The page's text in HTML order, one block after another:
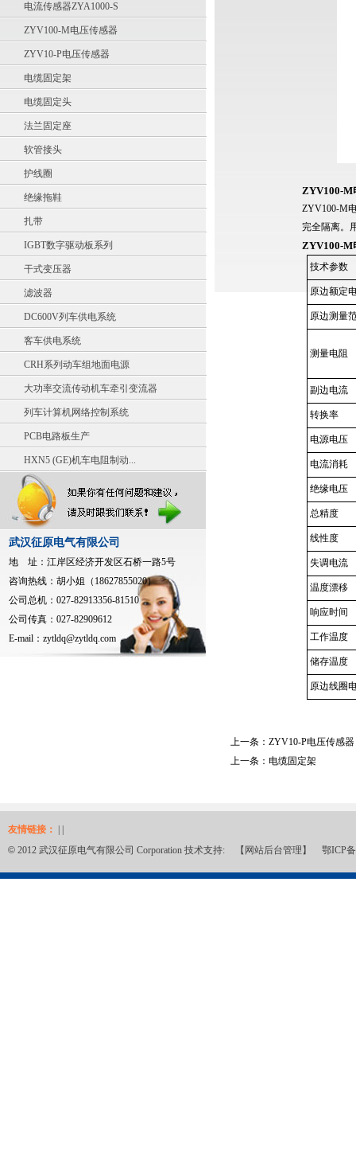
电流传感器ZYA1000-S
ZYV100-M电压传感器
ZYV10-P电压传感器
电缆固定架
电缆固定头
法兰固定座
软管接头
护线圈
绝缘拖鞋
扎带
IGBT数字驱动板系列
干式变压器
滤波器
DC600V列车供电系统
客车供电系统
CRH系列动车组地面电源
大功率交流传动机车牵引变流器
列车计算机网络控制系统
PCB电路板生产
HXN5 (GE)机车电阻制动...
武汉征原电气有限公司
地 址：江岸区经济开发区石桥一路5号
咨询热线：胡小姐（18627855020）
公司总机：027-82913356-81510
公司传真：027-82909612
E-mail： zytldq@zytldq.com
ZYV100-M
ZYV100-M
完全隔离。
ZYV100-M
技术参数
原边额定
原边测量
测量电阻
副边电流
转换率
电源电压
电流消耗
绝缘电压
总精度
线性度
失调电流
温度漂移
响应时间
工作温度
储存温度
原边线圈
上一条： ZYV10-P电压传感器
上一条： 电缆固定架
友情链接：
© 2012 武汉征原电气有限公司 Corporation 技术支持: 【网站后台管理】 鄂ICP